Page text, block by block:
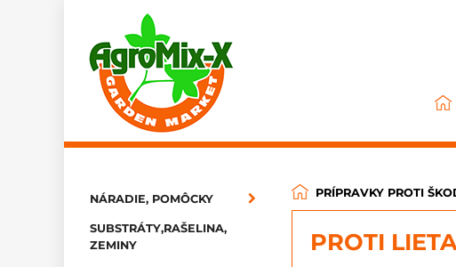
PRÍPRAVKY PROTI
PROTI
NÁRADIE, POMÔCKY
SUBSTRÁTY,RAŠELINA,
ZEMINY